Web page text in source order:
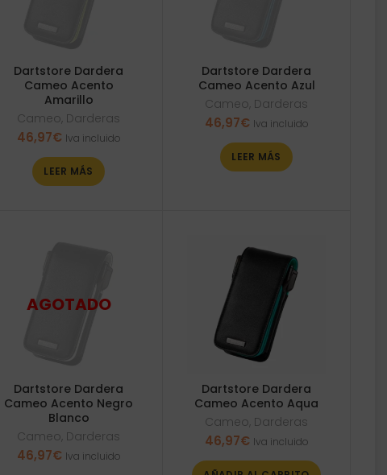
Dartstore Dardera
Cameo Acento
Amarillo
Cameo, Darderas
46,97€ Iva incluido
LEER MÁS
Dartstore Dardera
Cameo Acento Azul
Cameo, Darderas
46,97€ Iva incluido
LEER MÁS
Dartstore Dardera
Cameo Acento Negro
Blanco
Cameo, Darderas
46,97€ Iva incluido
Dartstore Dardera
Cameo Acento Aqua
Cameo, Darderas
46,97€ Iva incluido